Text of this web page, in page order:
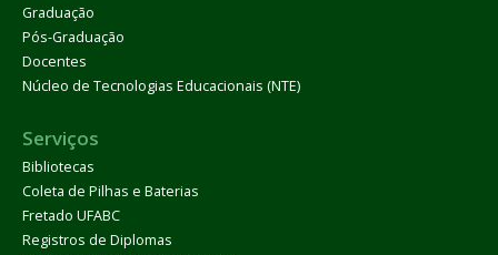
Graduação
Pós-Graduação
Docentes
Núcleo de Tecnologias Educacionais (NTE)
Serviços
Bibliotecas
Coleta de Pilhas e Baterias
Fretado UFABC
Registros de Diplomas